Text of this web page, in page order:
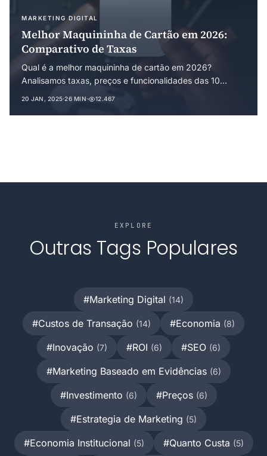
MARKETING DIGITAL
Melhor Maquininha de Cartão em 2026:
Comparativo de Taxas
Qual é a melhor maquininha de cartão em 2026?
Analisamos taxas, preços e funcionalidades das 10
20 JAN, 2025·26 MIN· 12.467
EXPLORE
Outras Tags Populares
#Marketing Digital (14)
#Custos de Transação (14) #Economia (8)
#Inovação (7) #ROI (6) #SEO (6)
#Marketing Baseado em Evidências (6)
#Investimento (6) #Preços (6)
#Estrategia de Marketing (5)
#Economia Institucional (5) #Quanto Custa (5)